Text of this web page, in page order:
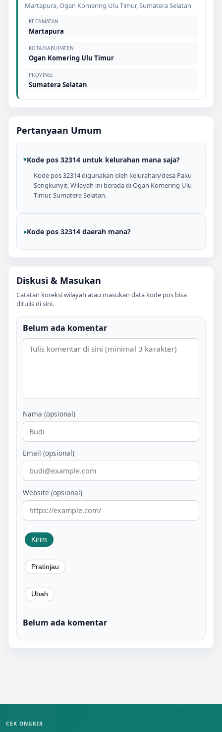
Martapura,Ogan Komering Ulu Timur,Sumatera Selatan
KECAMATAN
Martapura
KOTA/KABUPATEN
Ogan Komering Ulu Timur
PROVINSI
Sumatera Selatan
Pertanyaan Umum
Kode pos 32314 untuk kelurahan mana saja?
Kode pos 32314 digunakan oleh kelurahan/desa Paku
Sengkunyit. Wilayah ini berada di Ogan Komering Ulu
Timur, Sumatera Selatan.
Kode pos 32314 daerah mana?
Diskusi & Masukan
Catatan koreksi wilayah atau masukan data kode pos bisa
ditulis di sini.
Belum ada komentar
Nama (opsional)
Email (opsional)
Website (opsional)
Belum ada komentar
CEK ONGKIR